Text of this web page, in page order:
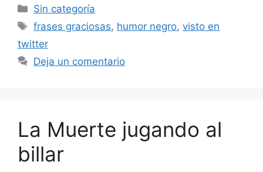
Categorías
Sin categoría
Etiquetas
frases graciosas, humor negro,visto en
twitter
Deja un comentario
La Muerte jugando al
billar